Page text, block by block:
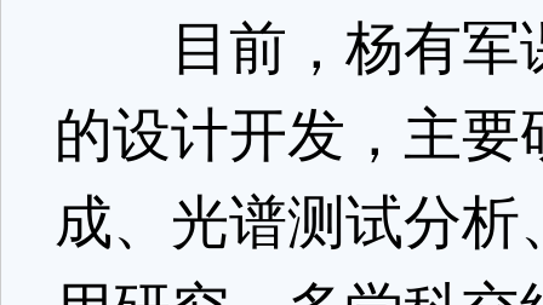
目前，杨有军
的设计开发，主
成、光谱测试分